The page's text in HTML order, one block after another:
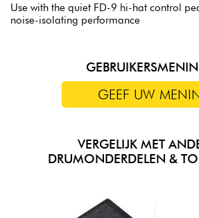
Use with the quiet FD-9 hi-hat control
noise-isolating performance
GEEF UW
VERGELIJK MET
DRUMONDERDELEN &